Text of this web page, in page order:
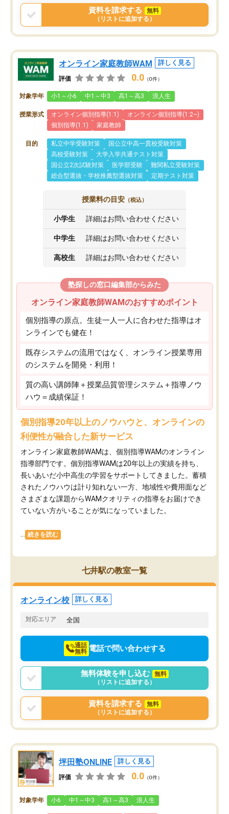
資料を請求する
無料
（リストに追加する）
オンライン家庭教師WAM 詳しく見る
評価 0.0 （0件）
対象学年 小1～小6 中1～中3 高1～高3 浪人生
授業形式 オンライン個別指導(1:1)
オンライン個別指導(1:2~)
個別指導(1:1)
家庭教師
目的 私立中学受験対策
国公立中高一貫校受験対策
高校受験対策
大学入学共通テスト対策
国公立2次試験対策
医学部受験
難関私立受験対策
総合型選抜・学校推薦型選抜対策
定期テスト対策
授業料の目安 （税込）
小学生 詳細はお問い合わせください
中学生 詳細はお問い合わせください
高校生 詳細はお問い合わせください
塾探しの窓口編集部からみた
オンライン家庭教師WAMのおすすめポイント
個別指導の原点。生徒一人一人に合わせた指導はオ
ンラインでも健在！
既存システムの流用ではなく、オンライン授業専用
のシステムを開発・利用！
質の高い講師陣＋授業品質管理システム＋指導ノウ
ハウ＝成績保証！
個別指導20年以上のノウハウと、オンラインの
利便性が融合した新サービス
オンライン家庭教師WAMは、個別指導WAMのオンライン
指導部門です。個別指導WAMは20年以上の実績を持ち、
長いあいだ小中高生の学習をサポートしてきました。蓄積
されたノウハウは計り知れない一方、地域性や費用面など
さまざまな課題からWAMクオリティの指導をお届けでき
ていない方がいることが気になっていました。
続きを読む
七井駅の教室一覧
オンライン校 詳しく見る
対応エリア 全国
通話
無料 電話で問い合わせする
無料体験を申し込む
無料
（リストに追加する）
資料を請求する
無料
（リストに追加する）
坪田塾ONLINE 詳しく見る
評価 0.0 （0件）
対象学年 小6 中1～中3 高1～高3 浪人生